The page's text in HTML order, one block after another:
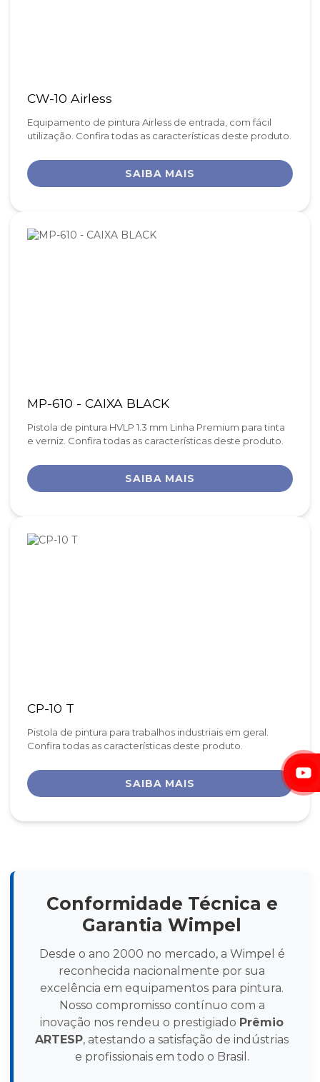
CW-10 Airless
Equipamento de pintura Airless de entrada, com fácil
utilização. Confira todas as características deste produto.
SAIBA MAIS
MP-610 - CAIXA BLACK
Pistola de pintura HVLP 1.3 mm Linha Premium para tinta
e verniz. Confira todas as características deste produto.
SAIBA MAIS
CP-10 T
Pistola de pintura para trabalhos industriais em geral.
Confira todas as características deste produto.
SAIBA MAIS
Conformidade Técnica e
Garantia Wimpel
Desde o ano 2000 no mercado, a Wimpel é
reconhecida nacionalmente por sua
excelência em equipamentos para pintura.
Nosso compromisso contínuo com a
inovação nos rendeu o prestigiado Prêmio
ARTESP, atestando a satisfação de indústrias
e profissionais em todo o Brasil.